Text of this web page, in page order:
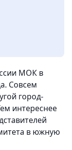
МОК в
Совсем
город-
интереснее
в южную